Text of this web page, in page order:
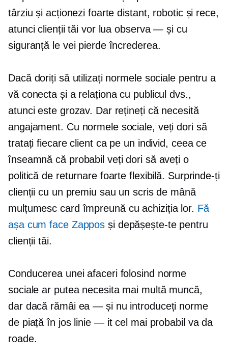
târziu și acționezi foarte distant, robotic și rece,
atunci clienții tăi vor luaobserva — și cu
siguranță le vei pierde încrederea.
Dacă doriți să utilizați normele sociale pentru a
vă conecta și a relaționa cu publicul dvs.,
atunci este grozav. Dar rețineți că necesită
angajament. Cu normele sociale, veți dori să
tratați fiecare client ca pe un individ, ceea ce
înseamnă că probabil veți dori să aveți o
politică de returnare foarte flexibilă. Surprinde-ți
clienții cu un premiu sau un scris de mână
mulțumesc card împreună cu achiziția lor. Fă
așa cum face Zappos și depășește-te pentru
clienții tăi.
Conducerea unei afaceri folosind norme
sociale ar putea necesita mai multă muncă,
dar dacă rămâi ea — șinu introduceți norme
de piață în jos linie — itcel mai probabil va da
roade.